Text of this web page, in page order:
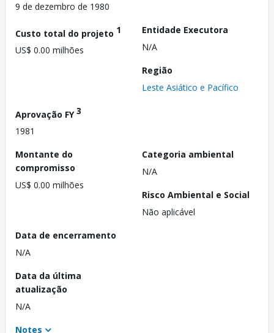
9 de dezembro de 1980
Custo total do projeto 1
US$ 0.00 milhões
Entidade Executora
N/A
Região
Leste Asiático e Pacífico
Aprovação FY3
1981
Montante do
compromisso
US$ 0.00 milhões
Categoria ambiental
N/A
Risco Ambiental e Social
Não aplicável
Data de encerramento
N/A
Data da última
atualização
N/A
Notes